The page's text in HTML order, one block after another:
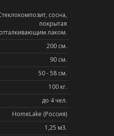
сосна,
покрытая
лаком.
200 см.
90 см.
50 - 58 см.
100 кг.
до 4 чел.
HomeLake (Россия)
1,25 м3.